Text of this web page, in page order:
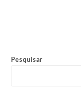
Pesquisar